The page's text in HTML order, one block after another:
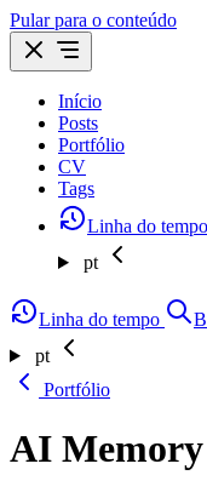
Pular para o conteúdo
Início
Posts
Portfólio
CV
Tags
Linha do tempo
pt
Linha do tempo
pt
Portfólio
AI